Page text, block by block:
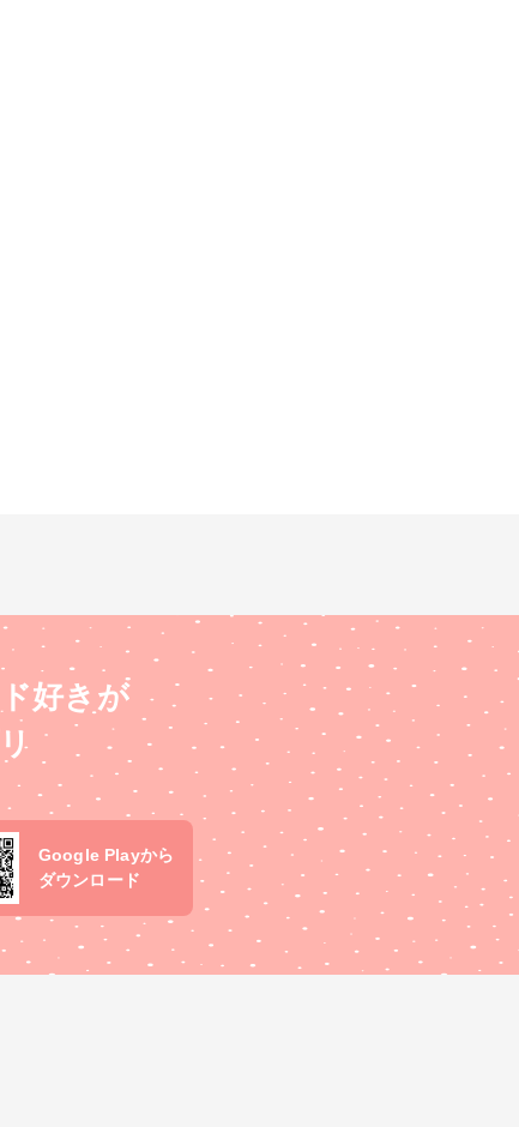
好きが
Google Playから
ダウンロード